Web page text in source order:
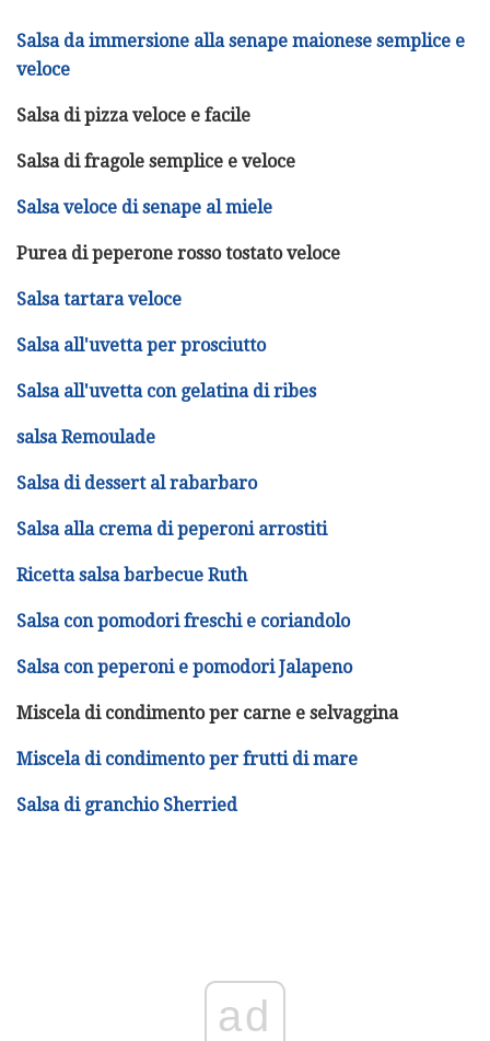
Salsa da immersione alla senape maionese semplice e
veloce
Salsa di pizza veloce e facile
Salsa di fragole semplice e veloce
Salsa veloce di senape al miele
Purea di peperone rosso tostato veloce
Salsa tartara veloce
Salsa all'uvetta per prosciutto
Salsa all'uvetta con gelatina di ribes
salsa Remoulade
Salsa di dessert al rabarbaro
Salsa alla crema di peperoni arrostiti
Ricetta salsa barbecue Ruth
Salsa con pomodori freschi e coriandolo
Salsa con peperoni e pomodori Jalapeno
Miscela di condimento per carne e selvaggina
Miscela di condimento per frutti di mare
Salsa di granchio Sherried
ad